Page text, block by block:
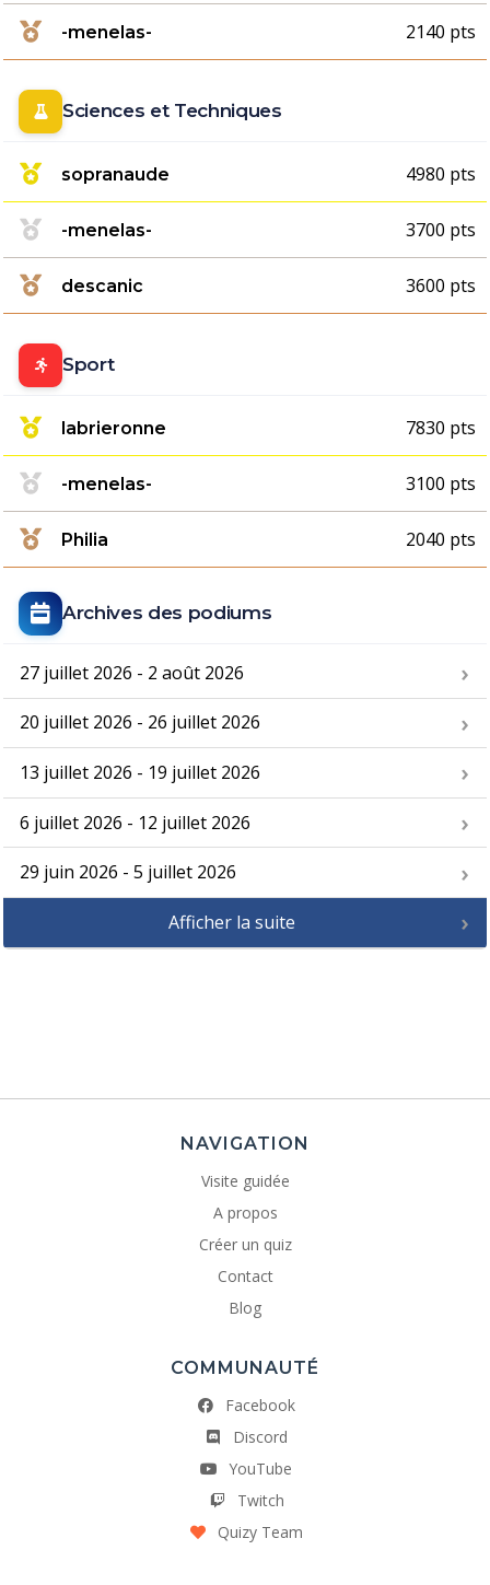
-menelas- 2140 pts
Sciences et Techniques
sopranaude 4980 pts
-menelas- 3700 pts
descanic 3600 pts
Sport
labrieronne 7830 pts
-menelas- 3100 pts
Philia 2040 pts
Archives des podiums
27 juillet 2026 - 2 août 2026
20 juillet 2026 - 26 juillet 2026
13 juillet 2026 - 19 juillet 2026
6 juillet 2026 - 12 juillet 2026
29 juin 2026 - 5 juillet 2026
Afficher la suite
NAVIGATION
Visite guidée
A propos
Créer un quiz
Contact
Blog
COMMUNAUTÉ
Facebook
Discord
YouTube
Twitch
Quizy Team